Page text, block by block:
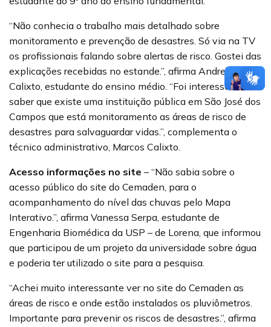
“Não conhecia o trabalho mais detalhado sobre
monitoramento e prevenção de desastres. Só via na TV
os profissionais falando sobre alertas de risco. Gostei das
explicações recebidas no estande.”, afirma Andrea
Calixto, estudante do ensino médio. “Foi interessante
saber que existe uma instituição pública em São José dos
Campos que está monitoramento as áreas de risco de
desastres para salvaguardar vidas.”, complementa o
técnico administrativo, Marcos Calixto.
Acesso informações no site – “Não sabia sobre o
acesso público do site do Cemaden, para o
acompanhamento do nível das chuvas pelo Mapa
Interativo.”, afirma Vanessa Serpa, estudante de
Engenharia Biomédica da USP – de Lorena, que informou
que participou de um projeto da universidade sobre água
e poderia ter utilizado o site para a pesquisa.
“Achei muito interessante ver no site do Cemaden as
áreas de risco e onde estão instalados os pluviômetros.
Importante para prevenir os riscos de desastres.”, afirma